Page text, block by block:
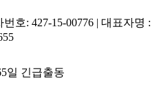
호: 427-15-00776 | 대표자명 :
일 긴급출동